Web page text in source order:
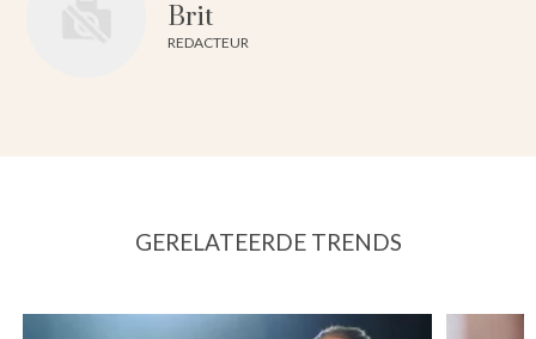
Brit
REDACTEUR
GERELATEERDE TRENDS